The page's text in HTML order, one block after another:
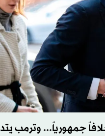
جمهورياً... وترمب